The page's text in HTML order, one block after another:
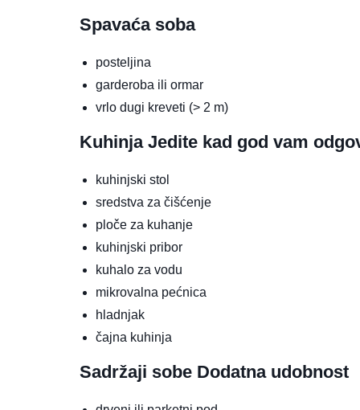
Spavaća soba
posteljina
garderoba ili ormar
vrlo dugi kreveti (> 2 m)
Kuhinja Jedite kad god vam
kuhinjski stol
sredstva za čišćenje
ploče za kuhanje
kuhinjski pribor
kuhalo za vodu
mikrovalna pećnica
hladnjak
čajna kuhinja
Sadržaji sobe Dodatna udobnost